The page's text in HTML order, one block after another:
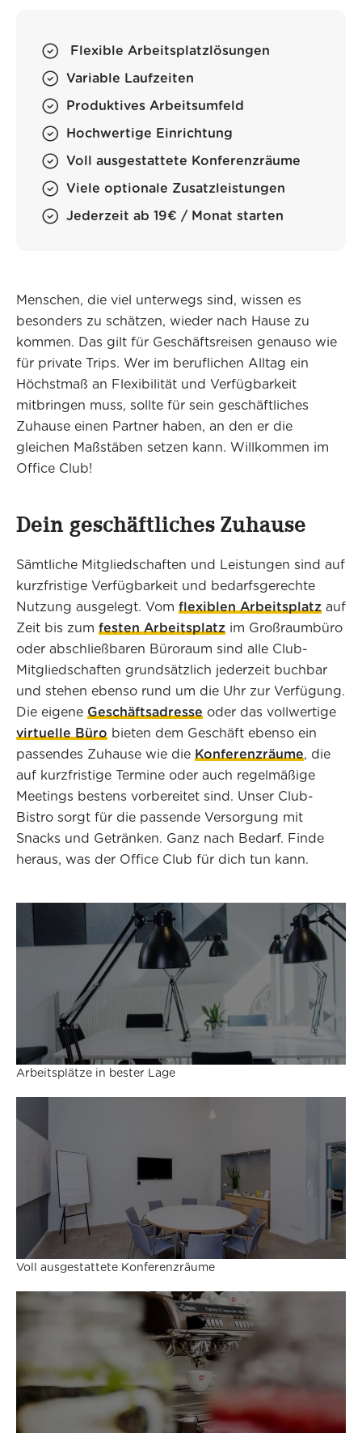
Flexible Arbeitsplatzlösungen
Variable Laufzeiten
Produktives Arbeitsumfeld
Hochwertige Einrichtung
Voll ausgestattete Konferenzräume
Viele optionale Zusatzleistungen
Jederzeit ab 19€ / Monat starten
Menschen, die viel unterwegs sind, wissen es
besonders zu schätzen, wieder nach Hause zu
kommen. Das gilt für Geschäftsreisen genauso wie
für private Trips. Wer im beruflichen Alltag ein
Höchstmaß an Flexibilität und Verfügbarkeit
mitbringen muss, sollte für sein geschäftliches
Zuhause einen Partner haben, an den er die
gleichen Maßstäben setzen kann. Willkommen im
Office Club!
Dein geschäftliches Zuhause
Sämtliche Mitgliedschaften und Leistungen sind auf
kurzfristige Verfügbarkeit und bedarfsgerechte
Nutzung ausgelegt. Vom flexiblen Arbeitsplatz auf
Zeit bis zum festen Arbeitsplatz im Großraumbüro
oder abschließbaren Büroraum sind alle Club-
Mitgliedschaften grundsätzlich jederzeit buchbar
und stehen ebenso rund um die Uhr zur Verfügung.
Die eigene Geschäftsadresse oder das vollwertige
virtuelle Büro bieten dem Geschäft ebenso ein
passendes Zuhause wie die Konferenzräume, die
auf kurzfristige Termine oder auch regelmäßige
Meetings bestens vorbereitet sind. Unser Club-
Bistro sorgt für die passende Versorgung mit
Snacks und Getränken. Ganz nach Bedarf. Finde
heraus, was der Office Club für dich tun kann.
Arbeitsplätze in bester Lage
Voll ausgestattete Konferenzräume